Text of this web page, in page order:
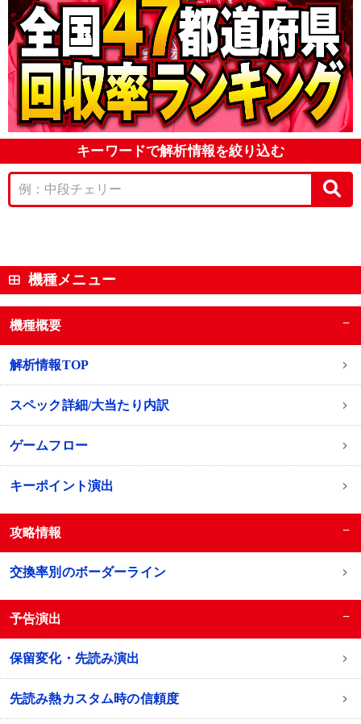
キーワードで解析情報を絞り込む
機種メニュー
機種概要 −
解析情報TOP
スペック詳細/大当たり内訳
ゲームフロー
キーポイント演出
攻略情報 −
交換率別のボーダーライン
予告演出 −
保留変化・先読み演出
先読み熱カスタム時の信頼度